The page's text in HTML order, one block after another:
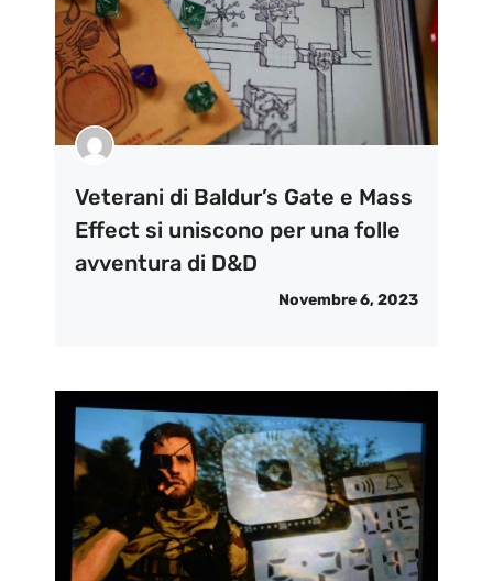
Veterani di Baldur’s Gate e Mass
Effect si uniscono per una folle
avventura di D&D
Novembre 6, 2023